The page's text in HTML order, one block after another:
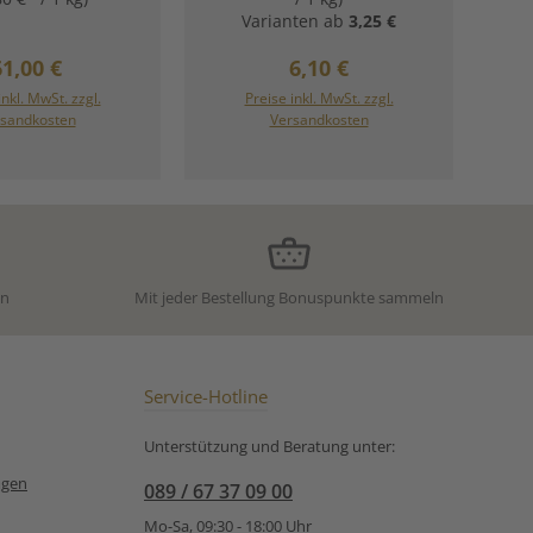
Diese
Bergamotte
Geschmack.
Indien
Preis:
€
MwSt. zzgl.
Warenkorb
der Bergamotte. Diese
Komposition ist kräftig und
beigefügte Bergamotte
erfrischenden Geschmack.
Zutaten:Schwarzer Indien
Varianten ab 3,25 €
Regulärer Preis:
6,10 €
Preise inkl. MwSt. zzgl.
Versandkosten
Mit jeder Bestellung Bonuspunkte sammeln
Service-Hotline
Unterstützung und Beratung unter:
089 / 67 37 09 00
Mo-Sa, 09:30 - 18:00 Uhr